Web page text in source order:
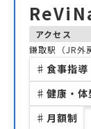
アクセス
鎌取駅（JR外
♯ 食事指導
♯ 健康・
♯ 月額制